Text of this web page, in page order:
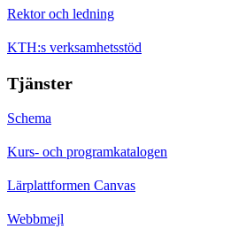
Rektor och ledning
KTH:s verksamhetsstöd
Tjänster
Schema
Kurs- och programkatalogen
Lärplattformen Canvas
Webbmejl